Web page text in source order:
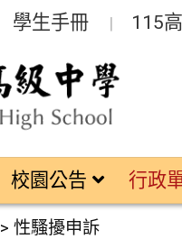
學生手冊 115
校園公告 行政
>性騷擾申訴